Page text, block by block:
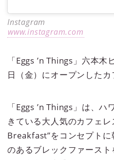
Instagram
www.instagram.com
「Eggs ’n Things」六本
日（金）にオープンしたカ
「Eggs ’n Things」は、
きている大人気のカフェ
Breakfast”をコンセプト
のあるブレックファース